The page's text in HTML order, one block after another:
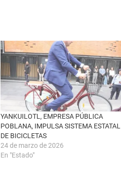
YANKUILOTL, EMPRESA PÚBLICA
POBLANA, IMPULSA SISTEMA ESTATAL
DE BICICLETAS
24 de marzo de 2026
En "Estado"